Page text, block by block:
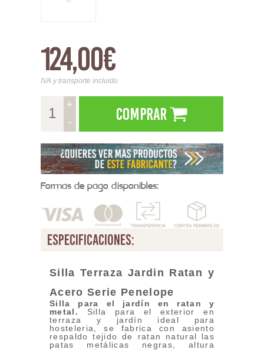
124,00€
IVA y transporte incluido
+
-
Comprar
Formas de pago disponibles:
especificaciones:
Silla Terraza Jardin Ratan y
Acero Serie Penelope
Silla para el jardín en ratan y
metal.
Silla para el exterior en
terraza y jardín ideal para
hosteleria, se fabrica con asiento
respaldo tejido de ratan natural las
patas metálicas negras, altura